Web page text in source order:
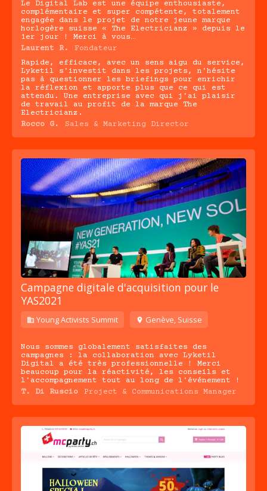
Le Digital Lab est une équipe enthousiaste,
complémentaire et super compétente, totalement
engagée dans le projet de notre jeune marque
horlogère suisse « The Electricianz » depuis le
1er jour ! Merci à vous…
Laurent R.
Fondateur
Rapide, efficace, avec un sens aigu du service,
Lyketil s'investit dans les projets, n'hésite
pas à questionner les briefings pour enrichir
la réflexion et apporte plus que ce qui est
attendu. Une entreprise avec qui j'ai plaisir
de travail au profit de la marque The
Electricianz.
Rocco G.
Sales & Marketing Director
Campagne digitale d'acquisition pour le
YAS2021
Young Activists Summit Genève, Suisse
Nous sommes globalement satisfaites des
campagnes : la collaboration avec Lyketil
Digital a été très professionnelle ! Merci
beaucoup pour la réactivité, les conseils et
l'accompagnement tout au long de l'événement !
T. Di Ruscio
Project & Communications Manager